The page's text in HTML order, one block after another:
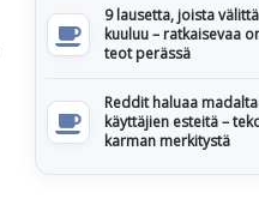
9 lausetta, joista
kuuluu – ratkaisevaa
teot perässä
Reddit haluaa
käyttäjien esteitä –
karman merkitystä